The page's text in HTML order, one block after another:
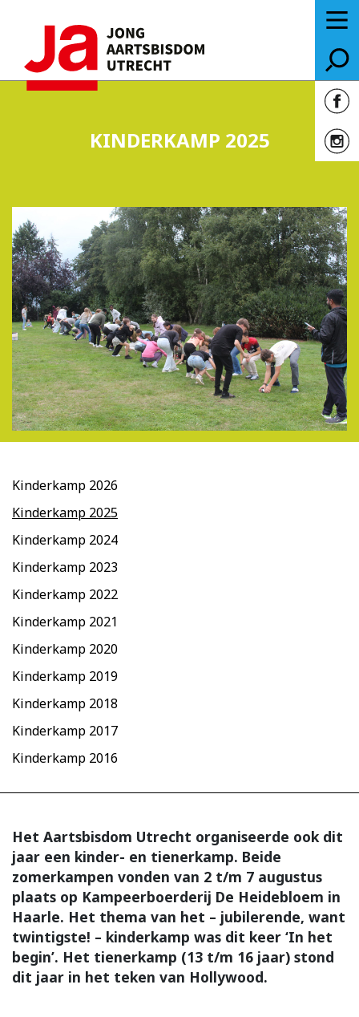
KINDERKAMP 2025
Kinderkamp 2026
Kinderkamp 2025
Kinderkamp 2024
Kinderkamp 2023
Kinderkamp 2022
Kinderkamp 2021
Kinderkamp 2020
Kinderkamp 2019​
Kinderkamp 2018
Kinderkamp 2017
Kinderkamp 2016
Het Aartsbisdom Utrecht organiseerde ook dit
jaar een kinder- en tienerkamp. Beide
zomerkampen vonden van 2 t/m 7 augustus
plaats op Kampeerboerderij De Heidebloem in
Haarle. Het thema van het – jubilerende, want
twintigste! – kinderkamp was dit keer ‘In het
begin’. Het tienerkamp (13 t/m 16 jaar) stond
dit jaar in het teken van Hollywood.